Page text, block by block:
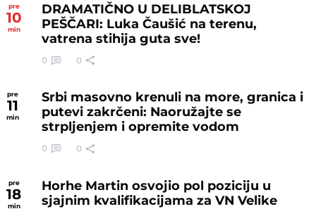
pre
10
min
DRAMATIČNO U DELIBLATSKOJ
PEŠČARI: Luka Čaušić na terenu,
vatrena stihija guta sve!
0 0
pre
11
min
Srbi masovno krenuli na more, granica i
putevi zakrčeni: Naoružajte se
strpljenjem i opremite vodom
0 0
pre
18
min
Horhe Martin osvojio pol poziciju u
sjajnim kvalifikacijama za VN Velike